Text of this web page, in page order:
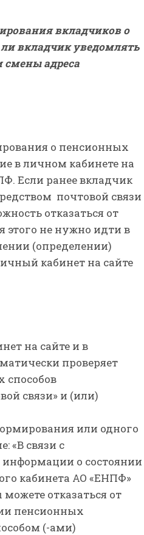
вкладчиков о
вкладчик уведомлять
адреса
о пенсионных
в личном кабинете на
Если ранее вкладчик
почтовой связи
отказаться от
этого не нужно идти в
(определении)
кабинет на сайте
на сайте и в
проверяет
способов
связи» и (или)
или одного
«В связи с
о состоянии
кабинета АО «ЕНПФ»
отказаться от
пенсионных
(-ами)